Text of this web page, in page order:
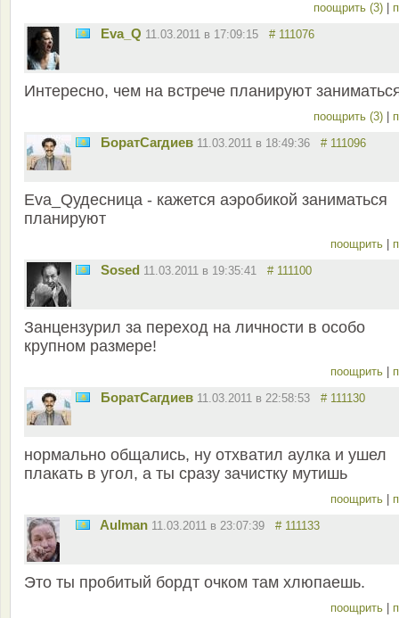
поощрить (3)
Eva_Q 11.03.2011 в 17:09:15 # 111076
Интересно, чем на встрече планируют
поощрить (3)
БоратСагдиев 11.03.2011 в 18:49:36 # 111096
Eva_Qудесница - кажется аэробикой заниматься
планируют
поощрить
Sosed 11.03.2011 в 19:35:41 # 111100
Занцензурил за переход на личности в особо
крупном размере!
поощрить
БоратСагдиев 11.03.2011 в 22:58:53 # 111130
нормально общались, ну отхватил аулка и ушел
плакать в угол, а ты сразу зачистку мутишь
поощрить
Aulman 11.03.2011 в 23:07:39 # 111133
Это ты пробитый бордт очком там хлюпаешь.
поощрить